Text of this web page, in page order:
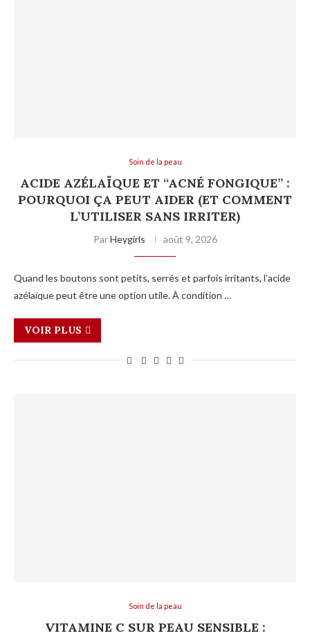
Soin de la peau
ACIDE AZÉLAÏQUE ET “ACNÉ FONGIQUE” :
POURQUOI ÇA PEUT AIDER (ET COMMENT
L’UTILISER SANS IRRITER)
ParHeygirls août 9, 2026
Quand les boutons sont petits, serrés et parfois irritants, l’acide
azélaïque peut être une option utile. À condition …
VOIR PLUS
Soin de la peau
VITAMINE C SUR PEAU SENSIBLE :